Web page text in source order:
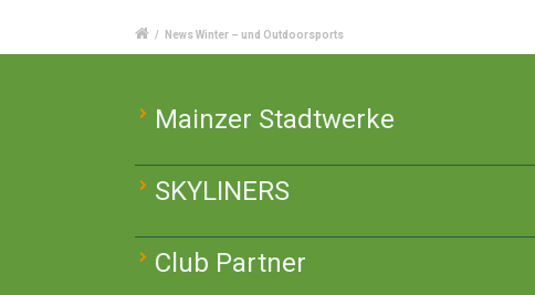
/ News Winter – und Outdoorsports
Mainzer Stadtwerke
SKYLINERS
Club Partner